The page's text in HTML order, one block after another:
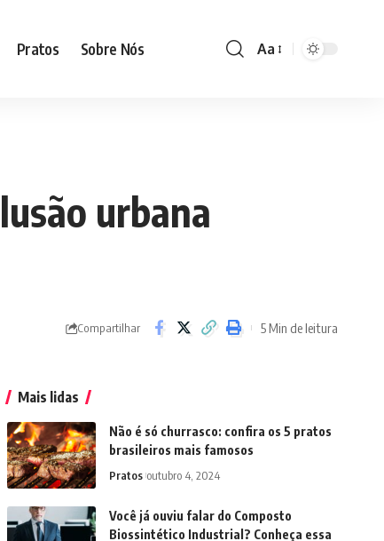
Pratos Sobre Nós
Font
Aa
urbana
Compartilhar 5 Min de leitura
Mais lidas
Não é só churrasco: confira os 5 pratos
brasileiros mais famosos
Pratos outubro 4, 2024
Você já ouviu falar do Composto
Biossintético Industrial? Conheça essa